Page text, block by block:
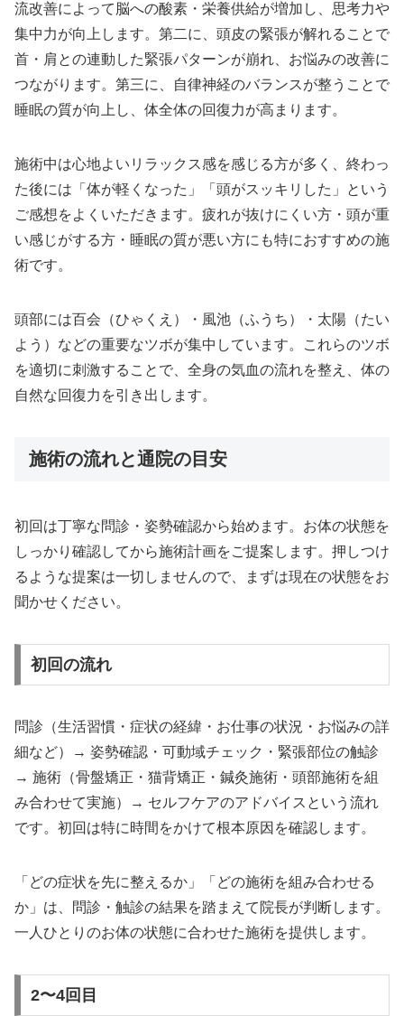
流改善によって脳への酸素・栄養供給が増加し、思考力や
集中力が向上します。第二に、頭皮の緊張が解れることで
首・肩との連動した緊張パターンが崩れ、お悩みの改善に
つながります。第三に、自律神経のバランスが整うことで
睡眠の質が向上し、体全体の回復力が高まります。
施術中は心地よいリラックス感を感じる方が多く、終わっ
た後には「体が軽くなった」「頭がスッキリした」という
ご感想をよくいただきます。疲れが抜けにくい方・頭が重
い感じがする方・睡眠の質が悪い方にも特におすすめの施
術です。
頭部には百会（ひゃくえ）・風池（ふうち）・太陽（たい
よう）などの重要なツボが集中しています。これらのツボ
を適切に刺激することで、全身の気血の流れを整え、体の
自然な回復力を引き出します。
施術の流れと通院の目安
初回は丁寧な問診・姿勢確認から始めます。お体の状態を
しっかり確認してから施術計画をご提案します。押しつけ
るような提案は一切しませんので、まずは現在の状態をお
聞かせください。
初回の流れ
問診（生活習慣・症状の経緯・お仕事の状況・お悩みの詳
細など）→ 姿勢確認・可動域チェック・緊張部位の触診
→ 施術（骨盤矯正・猫背矯正・鍼灸施術・頭部施術を組
み合わせて実施）→ セルフケアのアドバイスという流れ
です。初回は特に時間をかけて根本原因を確認します。
「どの症状を先に整えるか」「どの施術を組み合わせる
か」は、問診・触診の結果を踏まえて院長が判断します。
一人ひとりのお体の状態に合わせた施術を提供します。
2〜4回目